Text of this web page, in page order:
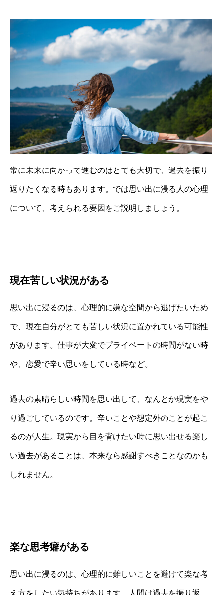
常に未来に向かって進むのはとても大切で、過去を振り
返りたくなる時もあります。では思い出に浸る人の心理
について、考えられる要因をご説明しましょう。
現在苦しい状況がある
思い出に浸るのは、心理的に嫌な空間から逃げたいため
で、現在自分がとても苦しい状況に置かれている可能性
があります。仕事が大変でプライベートの時間がない時
や、恋愛で辛い思いをしている時など。
過去の素晴らしい時間を思い出して、なんとか現実をや
り過ごしているのです。辛いことや想定外のことが起こ
るのが人生。現実から目を背けたい時に思い出せる楽し
い過去があることは、本来なら感謝すべきことなのかも
しれません。
楽な思考癖がある
思い出に浸るのは、心理的に難しいことを避けて楽な考
え方をしたい気持ちがあります。人間は過去を振り返